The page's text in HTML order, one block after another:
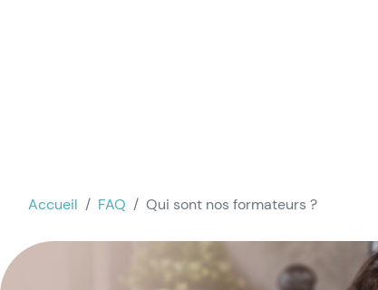
Accueil FAQ Qui sont nos formateurs ?